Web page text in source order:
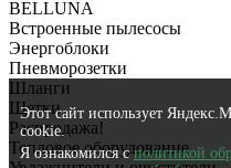
Этот сайт использует
cookie.
Я ознакомился сполитикой
BELLUNA
Встроенные пылесосы
Энергоблоки
Пневморозетки
Шланги
Щетки
Распродажа!
Тепловое оборудование